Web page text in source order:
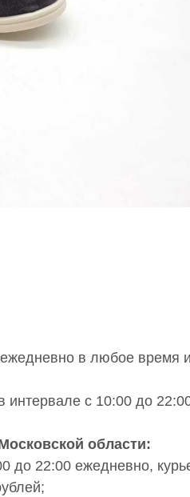
в любое время
с 10:00 до
области:
до 22:00 ежедневно,